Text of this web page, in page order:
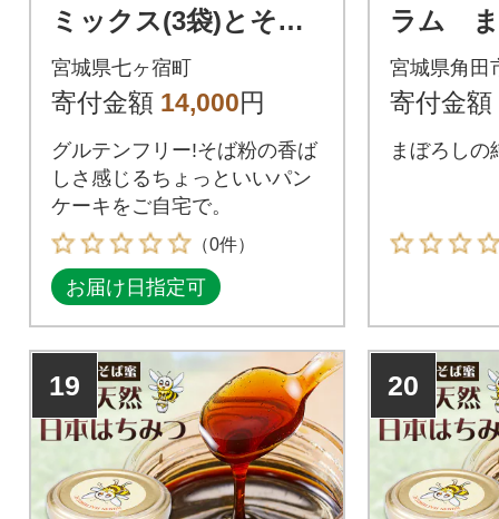
ミックス(3袋)とそば
はちみつ(1びん)セッ
ト
宮城県七ヶ宿町
寄付金額 14,000円
グルテンフリー!そば粉の香ば
しさ感じるちょっといいパン
ケーキをご自宅で。
（0件）
お届け日指定可
ラム ま
粋日本
宮城県角田
寄付金額
まぼろしの
19 20